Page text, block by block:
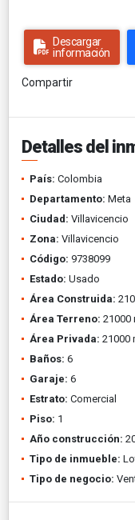
Descargar
información
Compartir
Detalles del
País: Colombia
Departamento: Meta
Ciudad: Villavicencio
Zona: Villavicencio
Código: 9738099
Estado: Usado
Área Construida:
Área Terreno: 21000
Área Privada: 21000
Baños: 6
Garaje: 6
Estrato: Comercial
Piso: 1
Año construcción:
Tipo de inmueble:
Tipo de negocio: